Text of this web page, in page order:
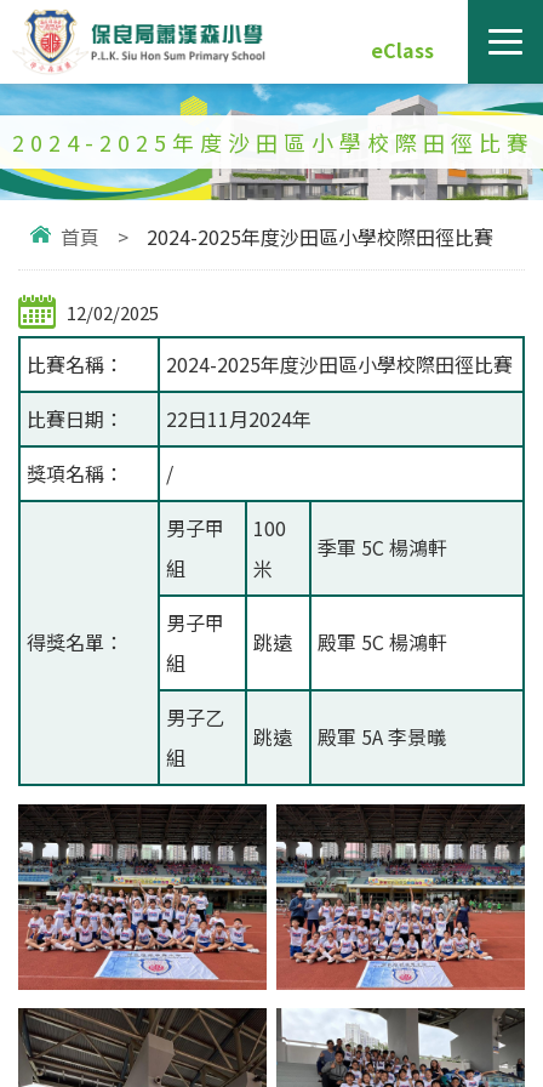
eClass
2024-2025年度沙田區小學校際田徑比賽
首頁 > 2024-2025年度沙田區小學校際田徑比賽
12/02/2025
比賽名稱：
2024-2025年度沙田區小學校際田徑比賽
比賽日期：
22日11月2024年
獎項名稱：
/
得獎名單：
男子甲
組
100
米
季軍 5C 楊鴻軒
男子甲
組
跳遠 殿軍 5C 楊鴻軒
男子乙
組
跳遠 殿軍 5A 李景㬢